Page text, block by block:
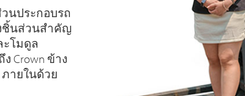
นประกอบรถ
ชิ้นส่วนสำคัญ
ะโมดูล
Crown ข้าง
ายในด้วย